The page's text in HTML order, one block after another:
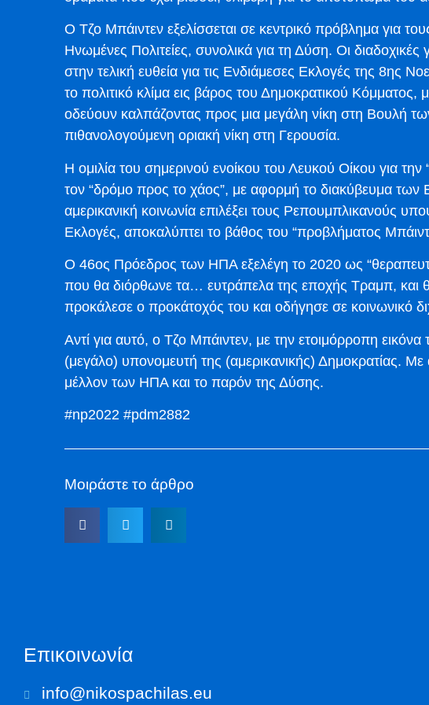
Ο Τζο Μπάιντεν εξελίσσεται σε κεντρικό πρόβλημα για
Ηνωμένες Πολιτείες, συνολικά για τη Δύση. Οι
στην τελική ευθεία για τις Ενδιάμεσες Εκλογές της 8ης
το πολιτικό κλίμα εις βάρος του Δημοκρατικού
οδεύουν καλπάζοντας προς μια μεγάλη νίκη στη Βουλή
πιθανολογούμενη οριακή νίκη στη Γερουσία.
Η ομιλία του σημερινού ενοίκου του Λευκού Οίκου για την
τον “δρόμο προς το χάος”, με αφορμή το διακύβευμα
αμερικανική κοινωνία επιλέξει τους Ρεπουμπλικανούς
Εκλογές, αποκαλύπτει το βάθος του “προβλήματος
Ο 46ος Πρόεδρος των ΗΠΑ εξελέγη το 2020 ως
που θα διόρθωνε τα… ευτράπελα της εποχής Τραμπ, και
προκάλεσε ο προκάτοχός του και οδήγησε σε κοινωνικό
Αντί για αυτό, ο Τζο Μπάιντεν, με την ετοιμόρροπη εικόνα
(μεγάλο) υπονομευτή της (αμερικανικής) Δημοκρατίας. Με
μέλλον των ΗΠΑ και το παρόν της Δύσης.
#np2022 #pdm2882
Μοιράστε το άρθρο
Επικοινωνία
info@nikospachilas.eu​